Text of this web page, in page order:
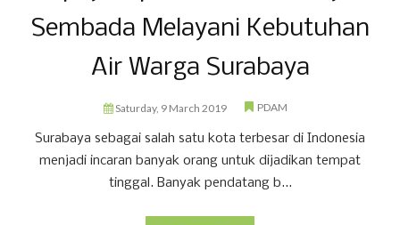
Sembada Melayani Kebutuhan
Air Warga Surabaya
Saturday, 9 March 2019 PDAM
Surabaya sebagai salah satu kota terbesar di Indonesia
menjadi incaran banyak orang untuk dijadikan tempat
tinggal. Banyak pendatang b...